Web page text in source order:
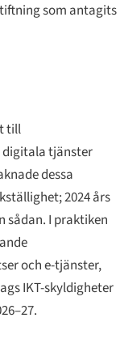
som antagits
till
tjänster
dessa
2024 års
sådan. I praktiken
och e-tjänster,
IKT-skyldigheter